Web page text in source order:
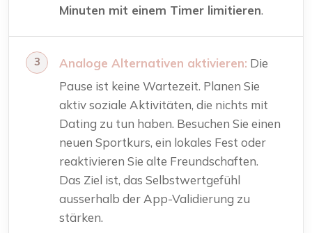
Minuten mit einem Timer limitieren.
Analoge Alternativen aktivieren: Die
Pause ist keine Wartezeit. Planen Sie
aktiv soziale Aktivitäten, die nichts mit
Dating zu tun haben. Besuchen Sie einen
neuen Sportkurs, ein lokales Fest oder
reaktivieren Sie alte Freundschaften.
Das Ziel ist, das Selbstwertgefühl
ausserhalb der App-Validierung zu
stärken.